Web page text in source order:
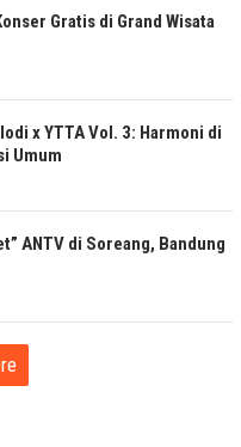
Gratis di Grand Wisata
x YTTA Vol. 3: Harmoni di
Umum
ANTV di Soreang, Bandung